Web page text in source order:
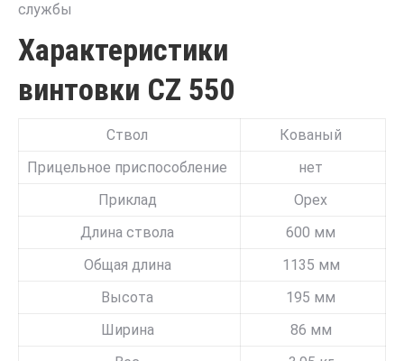
службы
Характеристики
винтовки CZ 550
Ствол
Кованый
Прицельное приспособление
нет
Приклад
Орех
Длина ствола
600 мм
Общая длина
1135 мм
Высота
195 мм
Ширина
86 мм